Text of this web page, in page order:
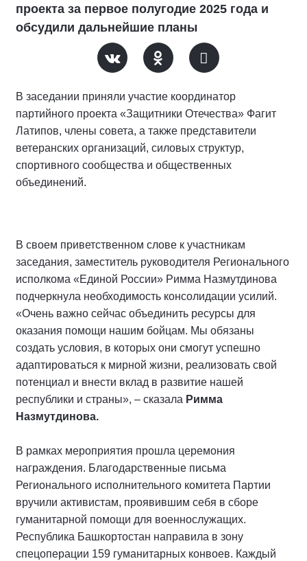
проекта за первое полугодие 2025 года и
обсудили дальнейшие планы
В заседании приняли участие координатор
партийного проекта «Защитники Отечества» Фагит
Латипов, члены совета, а также представители
ветеранских организаций, силовых структур,
спортивного сообщества и общественных
объединений.
В своем приветственном слове к участникам
заседания, заместитель руководителя Регионального
исполкома «Единой России» Римма Назмутдинова
подчеркнула необходимость консолидации усилий.
«Очень важно сейчас объединить ресурсы для
оказания помощи нашим бойцам. Мы обязаны
создать условия, в которых они смогут успешно
адаптироваться к мирной жизни, реализовать свой
потенциал и внести вклад в развитие нашей
республики и страны», – сказала Римма
Назмутдинова.
В рамках мероприятия прошла церемония
награждения. Благодарственные письма
Регионального исполнительного комитета Партии
вручили активистам, проявившим себя в сборе
гуманитарной помощи для военнослужащих.
Республика Башкортостан направила в зону
спецоперации 159 гуманитарных конвоев. Каждый